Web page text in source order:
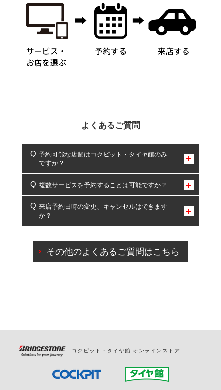
よくあるご質問
予約可能な店舗はコクピット・タイヤ館のみ
ですか？
コクピット・タイヤ館のみとなります。
複数サービスを予約することは可能ですか？
複数サービスのご予約は可能です。
一部の商品・サービスの組み合わせに限り、同時にご予約が
出来ないものもございます。
来店予約日時の変更、キャンセルはできます
か？
ご来店予約日の3営業日前を過ぎている場合のご予約
の日時変更につきましては、直接ご予約の店舗まで
その他のよくあるご質問はこちら
コクピット・タイヤ館 オンラインストア